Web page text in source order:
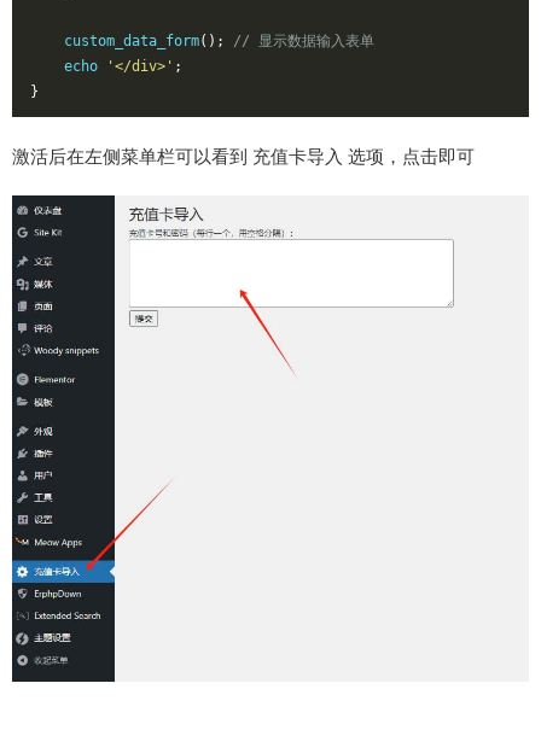
    custom_data_form
();
// 显示数据输入表单
    echo
'</div>' ;
}
激活后在左侧菜单栏可以看到 充值卡导入 选项，点击即可